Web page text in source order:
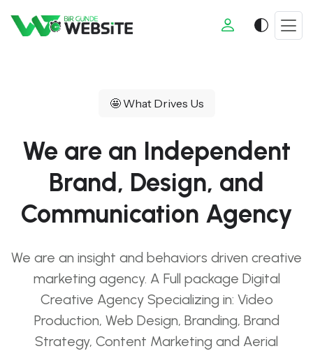
🤩 What Drives Us
We are an Independent
Brand, Design, and
Communication Agency
We are an insight and behaviors driven creative
marketing agency. A Full package Digital
Creative Agency Specializing in: Video
Production, Web Design, Branding, Brand
Strategy, Content Marketing and Aerial